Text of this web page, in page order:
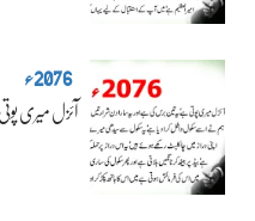
2076ء
آئزل میری